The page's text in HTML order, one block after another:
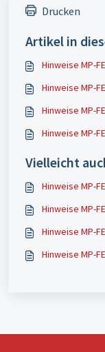
Drucken
Artikel in
Hinweise MP-
Hinweise MP-
Hinweise MP-
Hinweise MP-
Vielleicht
Hinweise MP-
Hinweise MP-
Hinweise MP-
Hinweise MP-